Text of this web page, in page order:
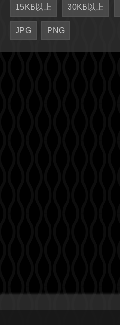
15KB以上 30KB以上
JPG PNG